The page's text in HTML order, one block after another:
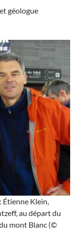
géologue
Étienne Klein,
au départ du
mont Blanc (©